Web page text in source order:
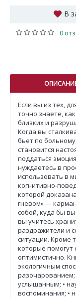
В
0
Если вы из тех,
точно знаете,
близких и
Когда вы
бьет по
становится
поддаться
нуждаетесь в
использовать в
когнитивно-
которой
гневом» —
собой, куда бы
вы учитесь
раздражители и
ситуации. Кроме
которые помогут
оптимистично.
экологичным
разочарованием;
услышанным; •
воспоминания; •